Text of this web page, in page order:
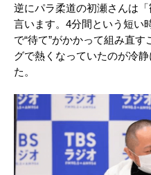
逆にパラ柔道の初瀬さんは
言います。4分間という短い
で“待て”がかかって組み直
グで熱くなっていたのが冷
た。